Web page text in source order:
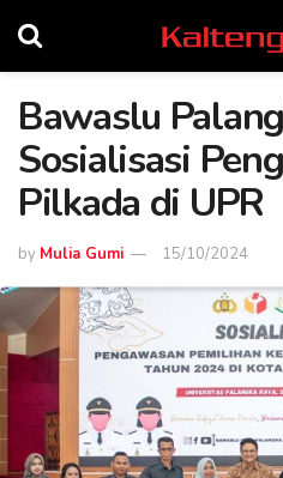
Bawaslu
Sosialisasi
Pilkada di UPR
by Mulia Gumi 15/10/2024